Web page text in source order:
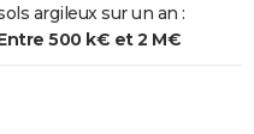
09/2005 92 j
argileux sur un an :
500 k€ et 2 M€